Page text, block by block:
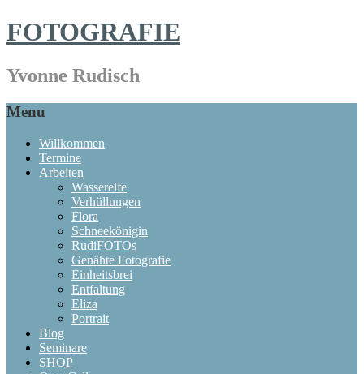
FOTOGRAFIE
Yvonne Rudisch
Menu
Willkommen
Termine
Arbeiten
Wasserelfe
Verhüllungen
Flora
Schneekönigin
RudiFOTOs
Genähte Fotografie
Einheitsbrei
Entfaltung
Eliza
Portrait
Blog
Seminare
SHOP